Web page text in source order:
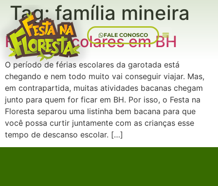
FALE CONOSCO
Tag:família mineira
Férias escolares em BH
O período de férias escolares da garotada está
chegando e nem todo muito vai conseguir viajar. Mas,
em contrapartida, muitas atividades bacanas chegam
junto para quem for ficar em BH. Por isso, o Festa na
Floresta separou uma listinha bem bacana para que
você possa curtir juntamente com as crianças esse
tempo de descanso escolar. […]